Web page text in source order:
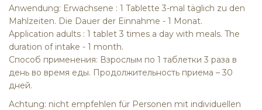
Anwendung: Erwachsene : 1 Tablette 3-mal täglich zu den
Mahlzeiten. Die Dauer der Einnahme - 1 Monat.
Application adults : 1 tablet 3 times a day with meals. The
duration of intake - 1 month.
Способ применения: Взрослым по 1 таблетки 3 раза в
день во время еды. Продолжительность приема – 30
дней.
Achtung: nicht empfehlen für Personen mit individuellen